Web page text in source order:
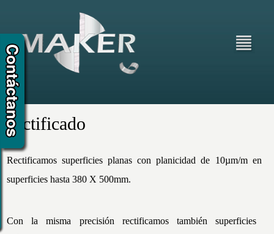
Rectificado
Rectificamos superficies planas con planicidad de 10µm/m en
superficies hasta 380 X 500mm.
Con la misma precisión rectificamos también superficies